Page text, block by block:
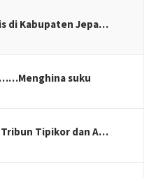
di Kabupaten Jepa…
suku
Tribun Tipikor dan A…